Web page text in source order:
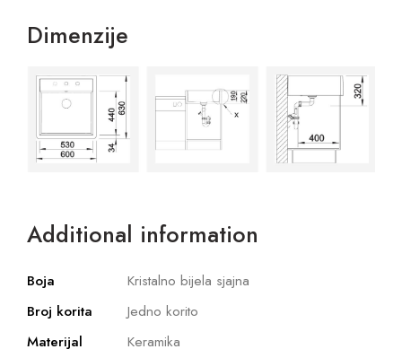
Dimenzije
Additional information
Boja
Kristalno bijela sjajna
Broj korita
Jedno korito
Materijal
Keramika